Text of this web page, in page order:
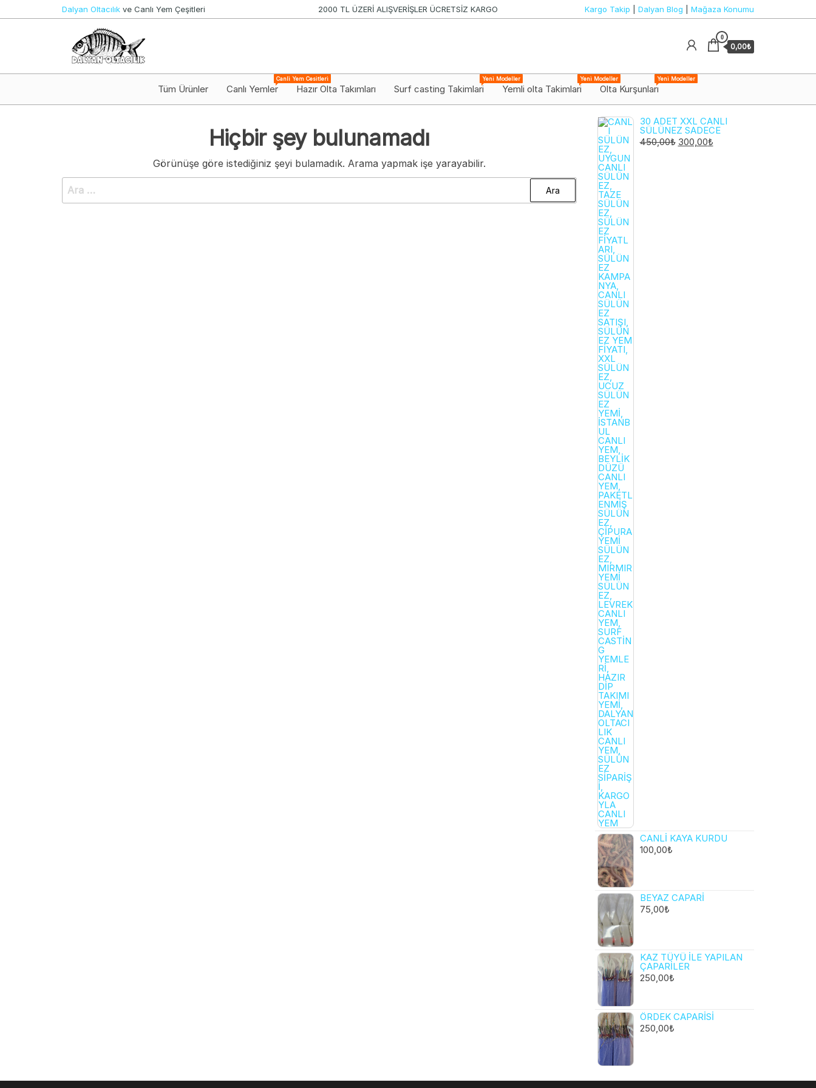
atla
Dalyan Oltacılık ve Canlı Yem Çeşitleri 2000 TL ÜZERİ ALIŞVERİŞLER ÜCRETSİZ KARGO Kargo Takip Dalyan Blog Mağaza Konumu
0
0,00₺
Tüm Ürünler Canlı Yemler
Canli Yem Cesitleri
Hazır Olta Takımları Surf casting Takimlari
Yeni Modeller
Yemli olta Takimlari
Yeni Modeller
Olta Kurşunları
Yeni Modeller
Hiçbir şey bulunamadı
Görünüşe göre istediğiniz şeyi bulamadık. Arama yapmak işe yarayabilir.
30 ADET XXL CANLI
SÜLÜNEZ SADECE
450,00₺ ORIJINAL
300,00₺ŞU
CANLI KAYA KURDU
100,00₺
BEYAZ CAPARI
75,00₺
KAZ TÜYÜ ILE YAPILAN
ÇAPARILER
250,00₺
ÖRDEK CAPARISI
250,00₺